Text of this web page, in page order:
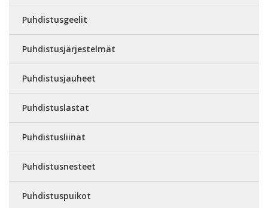
Puhdistusgeelit
Puhdistusjärjestelmät
Puhdistusjauheet
Puhdistuslastat
Puhdistusliinat
Puhdistusnesteet
Puhdistuspuikot